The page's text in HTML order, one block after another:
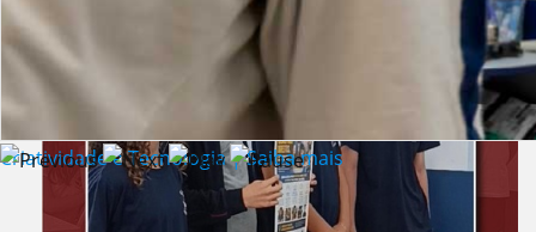
Criatividade e Tecnologia | Saiba mais